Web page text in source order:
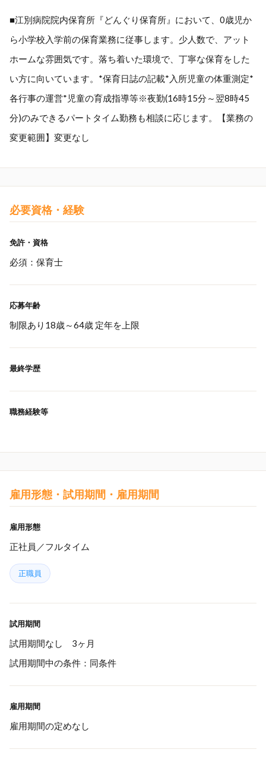
■江別病院院内保育所『どんぐり保育所』において、0歳児か
ら小学校入学前の保育業務に従事します。少人数で、アット
ホームな雰囲気です。落ち着いた環境で、丁寧な保育をした
い方に向いています。*保育日誌の記載*入所児童の体重測定*
各行事の運営*児童の育成指導等※夜勤(16時15分～翌8時45
分)のみできるパートタイム勤務も相談に応じます。【業務の
変更範囲】変更なし
必要資格・経験
免許・資格
必須：保育士
応募年齢
制限あり18歳～64歳 定年を上限
最終学歴
職務経験等
雇用形態・試用期間・雇用期間
雇用形態
正社員／フルタイム
正職員
試用期間
試用期間なし 3ヶ月
試用期間中の条件：同条件
雇用期間
雇用期間の定めなし